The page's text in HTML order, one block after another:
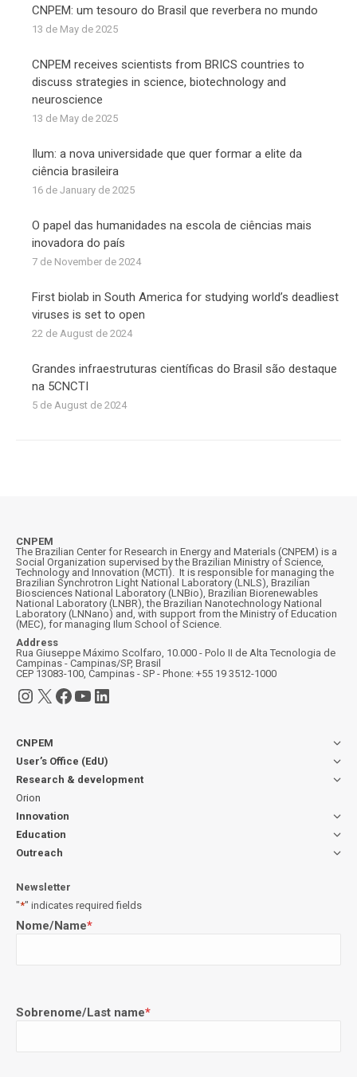
CNPEM: um tesouro do Brasil que reverbera no mundo
13 de May de 2025
CNPEM receives scientists from BRICS countries to
discuss strategies in science, biotechnology and
neuroscience
13 de May de 2025
Ilum: a nova universidade que quer formar a elite da
ciência brasileira
16 de January de 2025
O papel das humanidades na escola de ciências mais
inovadora do país
7 de November de 2024
First biolab in South America for studying world’s deadliest
viruses is set to open
22 de August de 2024
Grandes infraestruturas científicas do Brasil são destaque
na 5CNCTI
5 de August de 2024
CNPEM
The Brazilian Center for Research in Energy and Materials (CNPEM) is a
Social Organization supervised by the Brazilian Ministry of Science,
Technology and Innovation (MCTI). It is responsible for managing the
Brazilian Synchrotron Light National Laboratory (LNLS), Brazilian
Biosciences National Laboratory (LNBio), Brazilian Biorenewables
National Laboratory (LNBR), the Brazilian Nanotechnology National
Laboratory (LNNano) and, with support from the Ministry of Education
(MEC), for managing Ilum School of Science.
Address
Rua Giuseppe Máximo Scolfaro, 10.000 - Polo II de Alta Tecnologia de
Campinas - Campinas/SP, Brasil
CEP 13083-100, Campinas - SP - Phone: +55 19 3512-1000
Instagram
X Facebook
YouTube
LinkedIn
CNPEM
User’s Office (EdU)
Research & development
Orion
Innovation
Education
Outreach
Newsletter
"*" indicates required fields
Nome/Name*
Sobrenome/Last name*